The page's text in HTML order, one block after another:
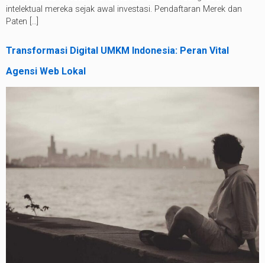
intelektual mereka sejak awal investasi. Pendaftaran Merek dan
Paten […]
Transformasi Digital UMKM Indonesia: Peran Vital
Agensi Web Lokal